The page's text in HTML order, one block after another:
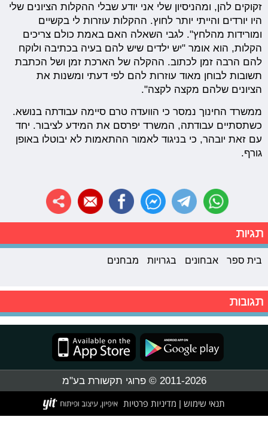
זקוקים להן, ומהניסיון שלי אני יודע שבלי ההקלות הציונים שלי
היו יורדים והייתי יותר לחוץ. ההקלות עוזרות לי בקשיים
ומורידות מהלחץ". לגבי השאלה האם באמת כולם צריכים
הקלות, הוא אומר "יש ילדים שיש להם בעיה בכתיבה ולוקח
להם הרבה זמן לכתוב. ההקלה של הארכת זמן ושל הכתבת
תשובות לבוחן מאוד עוזרות להם לפי דעתי ומשנות את
הציונים שלהם מקצה לקצה".
ממשרד החינוך נמסר כי הוועדה טרם סיימה עבודתה בנושא.
כשתסתיים עבודתה, המשרד יפרסם את המידע לציבור. יחד
עם זאת יובהר, כי בניגוד לאמור ההתאמות לא יבוטלו באופן
גורף.
תגיות
בית ספר אבחונים בגרויות מבחנים
תגובות
2011-2026 © פרוגי תקשורת בע"מ
תנאי שימוש מדיניות פרטיות